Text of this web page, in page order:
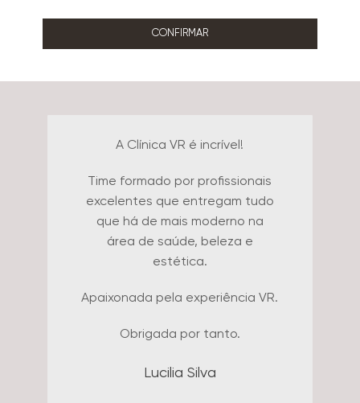
CONFIRMAR
Falar da Clínica VR é muito fácil!
funcionários da clínica é
excepcional. Todos trabalham
em conjunto para garantir ao
paciente a melhor experiência
possível. Dra. Aline e Dr. Flávio
comandam a clínica de forma
impecável, com extrema
Não poderia deixar de citar aqui